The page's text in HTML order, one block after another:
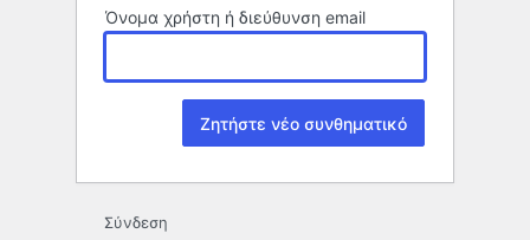
Όνομα χρήστη ή διεύθυνση email
Σύνδεση